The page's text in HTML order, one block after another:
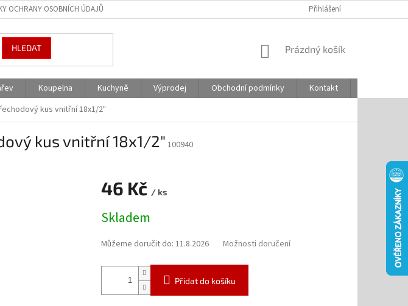
OCHRANY OSOBNÍCH ÚDAJŮ Přihlášení
HLEDAT
NÁKUPNÍ
Prázdný košík
Koupelna Kuchyně Výprodej Obchodní podmínky Kontakt
kus vnitřní 18x1/2"
kus vnitřní 18x1/2"100940
46 Kč / ks
cena:
Skladem
Můžeme doručit do: 11.8.2026 Možnosti doručení
Přidat do košíku